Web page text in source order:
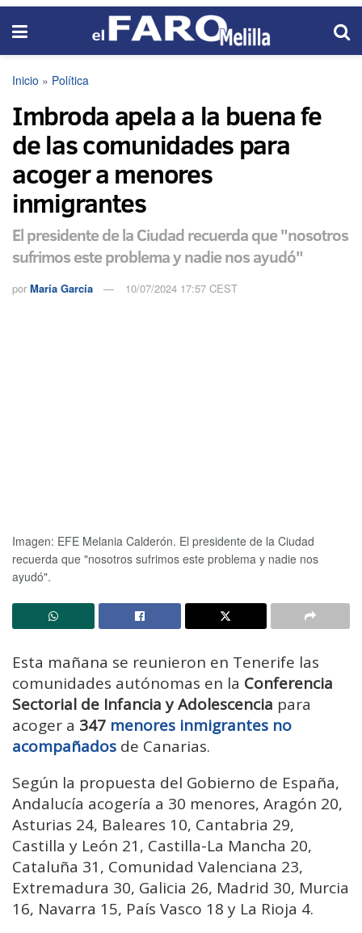
Inicio » Política
Imbroda apela a la buena fe
de las comunidades para
acoger a menores
inmigrantes
El presidente de la Ciudad recuerda que "nosotros
sufrimos este problema y nadie nos ayudó"
por María García 10/07/2024 17:57 CEST
Imagen: EFE Melania Calderón. El presidente de la Ciudad
recuerda que "nosotros sufrimos este problema y nadie nos
ayudó".
Esta mañana se reunieron en Tenerife las
comunidades autónomas en la Conferencia
Sectorial de Infancia y Adolescencia para
acoger a 347 menores inmigrantes no
acompañados de Canarias.
Según la propuesta del Gobierno de España,
Andalucía acogería a 30 menores, Aragón 20,
Asturias 24, Baleares 10, Cantabria 29,
Castilla y León 21, Castilla-La Mancha 20,
Cataluña 31, Comunidad Valenciana 23,
Extremadura 30, Galicia 26, Madrid 30, Murcia
16, Navarra 15, País Vasco 18 y La Rioja 4.